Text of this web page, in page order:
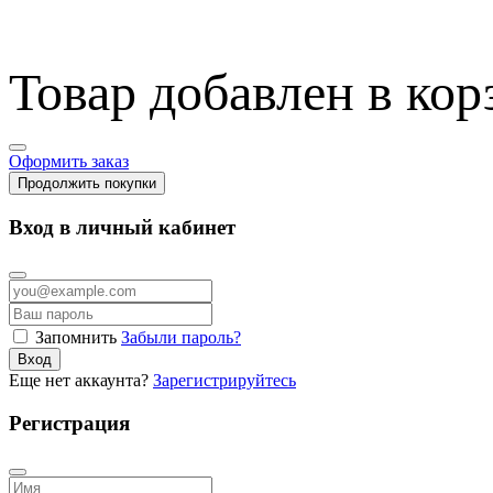
Товар добавлен в
Оформить заказ
Продолжить покупки
Вход в личный кабинет
Запомнить Забыли пароль?
Вход
Еще нет аккаунта? Зарегистрируйтесь
Регистрация